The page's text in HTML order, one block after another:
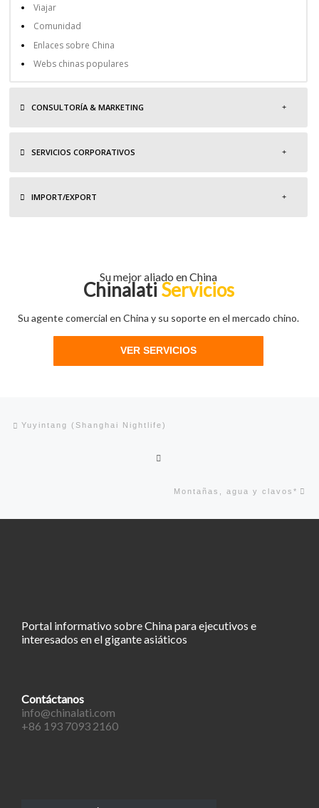
Viajar
Comunidad
Enlaces sobre China
Webs chinas populares
CONSULTORÍA & MARKETING
SERVICIOS CORPORATIVOS
IMPORT/EXPORT
Su mejor aliado en China
Chinalati Servicios
Su agente comercial en China y su soporte en el mercado chino.
VER SERVICIOS
Yuyintang (Shanghai Nightlife)
Montañas, agua y clavos*
Portal informativo sobre China para ejecutivos e
interesados en el gigante asiáticos
Contáctanos
info@chinalati.com
+86 193 7093 2160